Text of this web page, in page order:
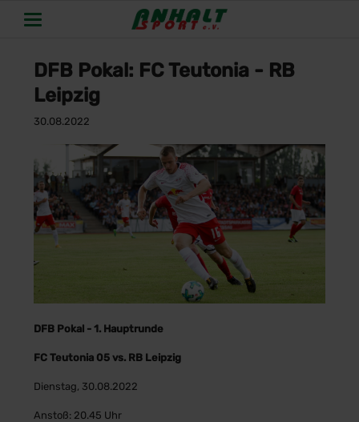
DFB Pokal: FC Teutonia - RB
Leipzig
30.08.2022
DFB Pokal - 1. Hauptrunde
FC Teutonia 05 vs. RB Leipzig
Dienstag, 30.08.2022
Anstoß: 20.45 Uhr